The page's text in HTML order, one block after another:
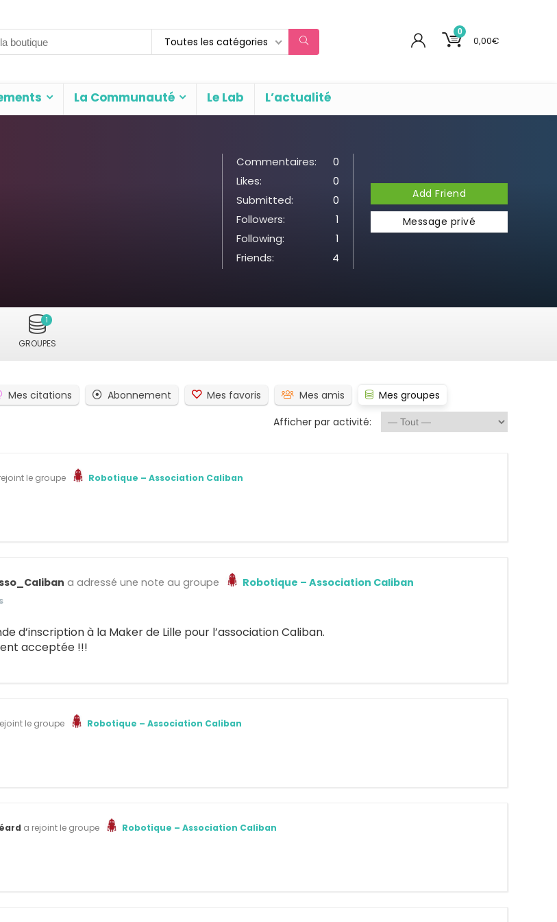
Toutes les catégories
0
0,00€
La Communauté Le Lab L’actualité
Commentaires:
0
Likes:
0
Submitted:
0
Followers:
1
Following:
1
Friends:
4
Add Friend
Message privé
GROUPES
1
Mes citations Abonnement Mes favoris Mes amis
Mes groupes
Afficher par activité:
le groupe Robotique – Association Caliban
a adressé une note au groupe Robotique – Association Caliban
d’inscription à la Maker de Lille pour l’association Caliban.
acceptée !!!
le groupe Robotique – Association Caliban
a rejoint le groupe Robotique – Association Caliban